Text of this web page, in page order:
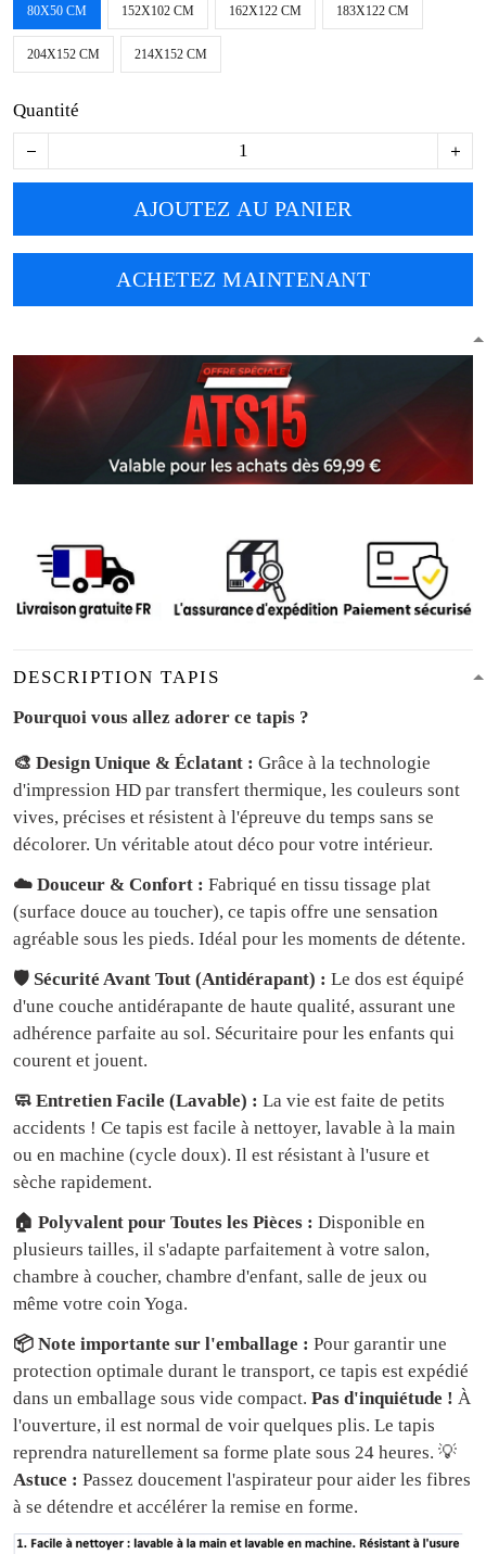
80X50 CM 152X102 CM 162X122 CM 183X122 CM
204X152 CM 214X152 CM
Quantité
AJOUTEZ AU PANIER
ACHETEZ MAINTENANT
DESCRIPTION TAPIS
Pourquoi vous allez adorer ce tapis ?
🎨 Design Unique & Éclatant : Grâce à la technologie
d'impression HD par transfert thermique, les couleurs sont
vives, précises et résistent à l'épreuve du temps sans se
décolorer. Un véritable atout déco pour votre intérieur.
☁️ Douceur & Confort : Fabriqué en tissu tissage plat
(surface douce au toucher), ce tapis offre une sensation
agréable sous les pieds. Idéal pour les moments de détente.
🛡️ Sécurité Avant Tout (Antidérapant) : Le dos est équipé
d'une couche antidérapante de haute qualité, assurant une
adhérence parfaite au sol. Sécuritaire pour les enfants qui
courent et jouent.
🧼 Entretien Facile (Lavable) : La vie est faite de petits
accidents ! Ce tapis est facile à nettoyer, lavable à la main
ou en machine (cycle doux). Il est résistant à l'usure et
sèche rapidement.
🏠 Polyvalent pour Toutes les Pièces : Disponible en
plusieurs tailles, il s'adapte parfaitement à votre salon,
chambre à coucher, chambre d'enfant, salle de jeux ou
même votre coin Yoga.
📦 Note importante sur l'emballage : Pour garantir une
protection optimale durant le transport, ce tapis est expédié
dans un emballage sous vide compact. Pas d'inquiétude ! À
l'ouverture, il est normal de voir quelques plis. Le tapis
reprendra naturellement sa forme plate sous 24 heures. 💡
Astuce : Passez doucement l'aspirateur pour aider les fibres
à se détendre et accélérer la remise en forme.